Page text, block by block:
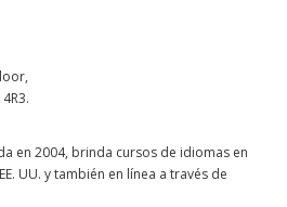
en 2004, brinda cursos de idiomas en
UU. y también en línea a través de